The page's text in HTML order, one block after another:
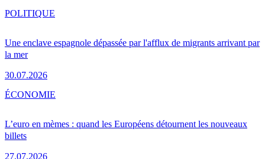
Une enclave espagnole dépassée par l'afflux de migrants arrivant par
la mer
30.07.2026
POLITIQUE
L’euro en mèmes : quand les Européens détournent les nouveaux
billets
27.07.2026
ÉCONOMIE